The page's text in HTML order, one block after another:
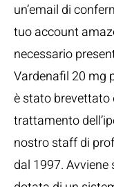
un’email di
tuo account
necessario
Vardenafil 20 mg
è stato
trattamento
nostro staff di
dal 1997.